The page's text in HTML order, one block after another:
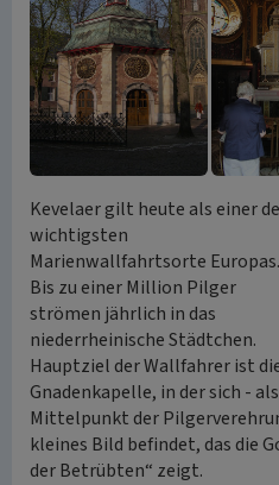
Kevelaer gilt heute als einer
wichtigsten
Marienwallfahrtsorte Europas.
Bis zu einer Million Pilger
strömen jährlich in das
niederrheinische Städtchen.
Hauptziel der Wallfahrer ist
Gnadenkapelle, in der sich - als
Mittelpunkt der
kleines Bild befindet, das die
der Betrübten“ zeigt.